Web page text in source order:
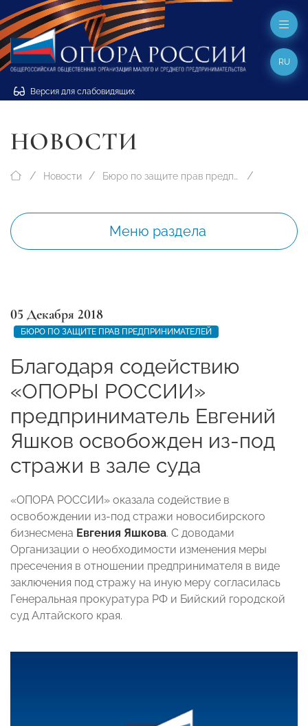
Версия для слабовидящих
RU
НОВОСТИ
Новости Бюро по защите прав предпринимателей
Меню раздела
05 Декабря 2018
БЮРО ПО ЗАЩИТЕ ПРАВ ПРЕДПРИНИМАТЕЛЕЙ
Благодаря содействию
«ОПОРЫ РОССИИ»
предприниматель Евгений
Яшков освобожден из-под
стражи в зале суда
«ОПОРА РОССИИ» оказала содействие в
освобождении из-под стражи новосибирского
бизнесмена Евгения Яшкова. С доводами
Организации о необходимости изменения меры
пресечения в отношении предпринимателя в виде
заключения под стражу на иную меру согласилась
Генеральная прокуратура РФ и Бийский городской
суд Алтайского края.